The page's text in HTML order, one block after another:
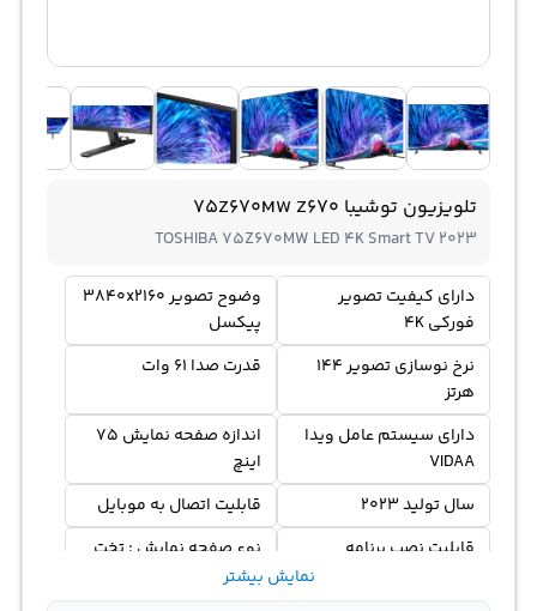
تلویزیون توشیبا 75Z670MW Z670
TOSHIBA 75Z670MW LED 4K Smart TV 2023
دارای کیفیت تصویر
فورکی 4K
وضوح تصویر 3840x2160
پیکسل
نرخ نوسازی تصویر 144
هرتز
قدرت صدا 61 وات
دارای سیستم عامل ویدا
VIDAA
اندازه صفحه نمایش 75
اینچ
سال تولید 2023
قابلیت اتصال به موبایل
قابلیت نصب برنامه
نوع صفحه نمایش : تخت
قابلیت دستیار صوتی
نمایش بیشتر